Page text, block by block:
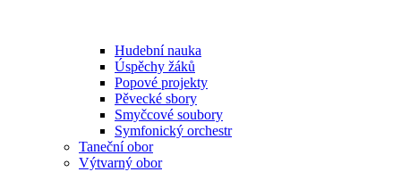
Hudební nauka
Úspěchy žáků
Popové projekty
Pěvecké sbory
Smyčcové soubory
Symfonický orchestr
Taneční obor
Výtvarný obor